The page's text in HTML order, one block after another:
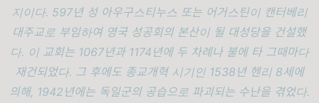
지이다. 597년 성 아우구스티누스 또는 어거스틴이 캔터베리
대주교로 부임하여 영국 성공회의 본산이 될 대성당을 건설했
다. 이 교회는 1067년과 1174년에 두 차례나 불에 타 그때마다
재건되었다. 그 후에도 종교개혁 시기인 1538년 헨리 8세에
의해, 1942년에는 독일군의 공습으로 파괴되는 수난을 겪었다.